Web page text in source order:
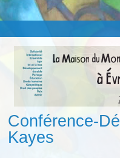
Conférence-
Kayes